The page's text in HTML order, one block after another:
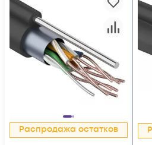
Распродажа остатков